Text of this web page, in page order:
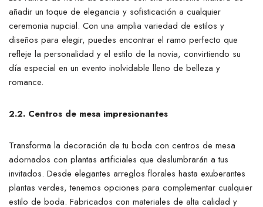
añadir un toque de elegancia y sofisticación a cualquier
ceremonia nupcial. Con una amplia variedad de estilos y
diseños para elegir, puedes encontrar el ramo perfecto que
refleje la personalidad y el estilo de la novia, convirtiendo su
día especial en un evento inolvidable lleno de belleza y
romance.
2.2. Centros de mesa impresionantes
Transforma la decoración de tu boda con centros de mesa
adornados con plantas artificiales que deslumbrarán a tus
invitados. Desde elegantes arreglos florales hasta exuberantes
plantas verdes, tenemos opciones para complementar cualquier
estilo de boda. Fabricados con materiales de alta calidad y